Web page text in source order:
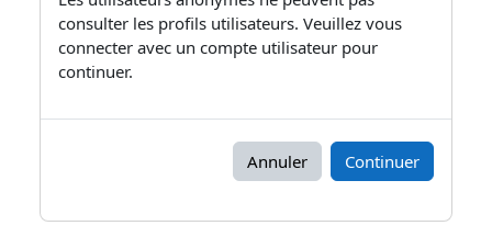
consulter les profils utilisateurs. Veuillez vous
connecter avec un compte utilisateur pour
continuer.
Annuler Continuer